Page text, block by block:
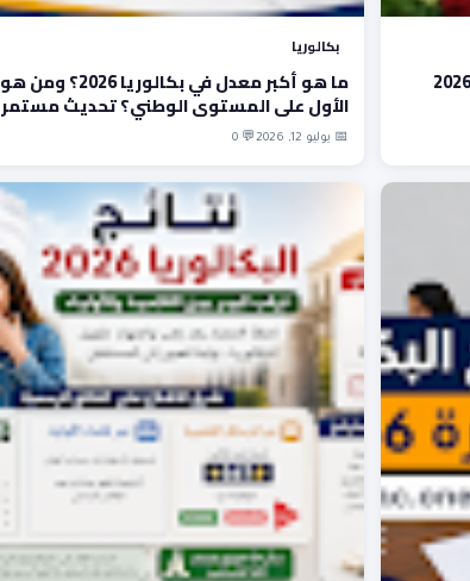
بكالوريا
ما هو أكبر معدل في بكالوريا 2026؟ ومن هو
الأول على المستوى الوطني؟ تحديث مستمر
📅 يوليو 12, 2026 💬 0